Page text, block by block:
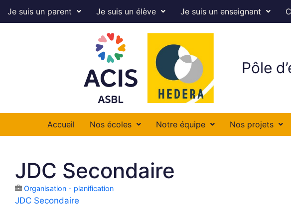
Je suis un parent Je suis un élève Je suis un enseignant
Pôle
Accueil Nos écoles Notre équipe Nos projets
JDC Secondaire
Organisation - planification
JDC Secondaire